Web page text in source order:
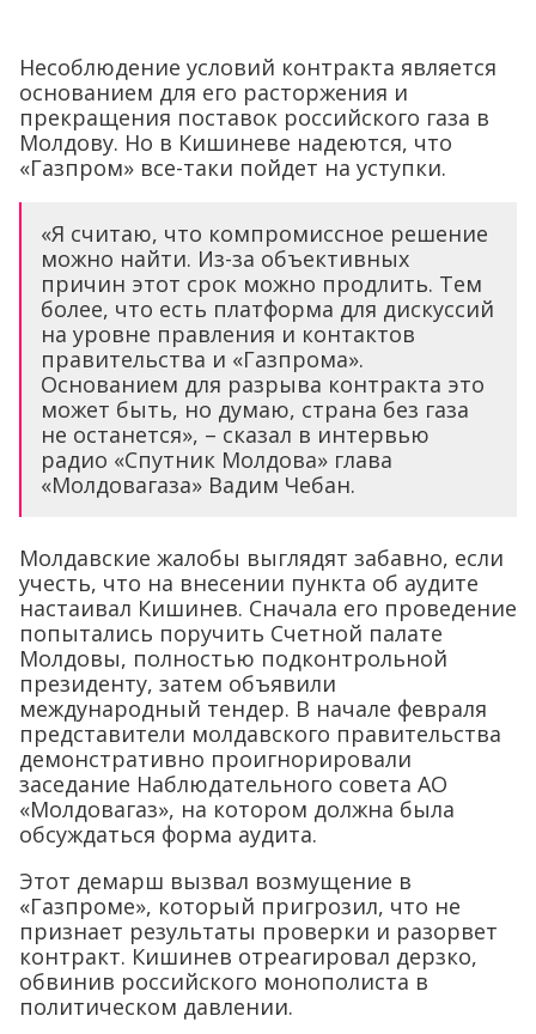
Несоблюдение условий контракта является
основанием для его расторжения и
прекращения поставок российского газа в
Молдову. Но в Кишиневе надеются, что
«Газпром» все-таки пойдет на уступки.
«Я считаю, что компромиссное решение
можно найти. Из-за объективных
причин этот срок можно продлить. Тем
более, что есть платформа для дискуссий
на уровне правления и контактов
правительства и «Газпрома».
Основанием для разрыва контракта это
может быть, но думаю, страна без газа
не останется», – сказал в интервью
радио «Спутник Молдова» глава
«Молдовагаза» Вадим Чебан.
Молдавские жалобы выглядят забавно, если
учесть, что на внесении пункта об аудите
настаивал Кишинев. Сначала его проведение
попытались поручить Счетной палате
Молдовы, полностью подконтрольной
президенту, затем объявили
международный тендер. В начале февраля
представители молдавского правительства
демонстративно проигнорировали
заседание Наблюдательного совета АО
«Молдовагаз», на котором должна была
обсуждаться форма аудита.
Этот демарш вызвал возмущение в
«Газпроме», который пригрозил, что не
признает результаты проверки и разорвет
контракт. Кишинев отреагировал дерзко,
обвинив российского монополиста в
политическом давлении.